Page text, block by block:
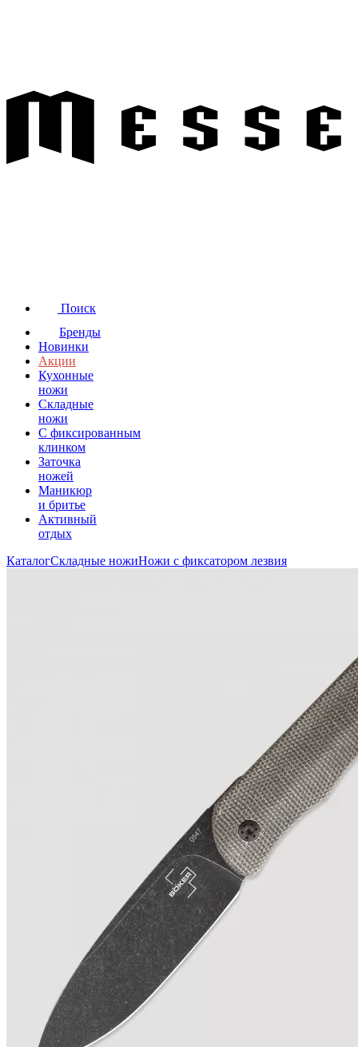
Поиск
Бренды
Новинки
Акции
Кухонные
ножи
Складные
ножи
C фиксированным
клинком
Заточка
ножей
Маникюр
и бритье
Активный
отдых
КаталогСкладные ножиНожи с фиксатором лезвия